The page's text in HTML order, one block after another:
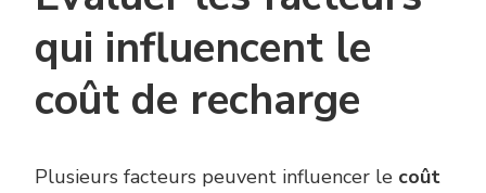
qui influencent le
coût de recharge
Plusieurs facteurs peuvent influencer le coût